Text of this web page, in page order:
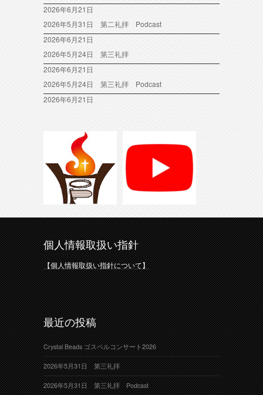
2026年6月21日
2026年5月31日 第二礼拝 Podcast
2026年6月21日
2026年5月24日 第三礼拝
2026年6月21日
2026年5月24日 第三礼拝 Podcast
2026年6月21日
個人情報取扱い指針
【個人情報取扱い指針について】
最近の投稿
Crystal Beads ゴスペルコンサート2026
2026年5月31日 第三礼拝
2026年5月31日 第三礼拝 Podcast